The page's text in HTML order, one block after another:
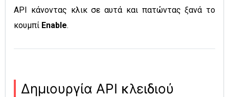
API κάνοντας κλικ σε αυτά και πατώντας ξανά το
κουμπί Enable.
Δημιουργία API κλειδιού